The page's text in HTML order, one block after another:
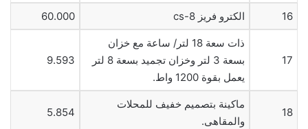
16 الكترو فريز cs-8 60.000
17
ذات سعة 18 لتر/ ساعة مع خزان
بسعة 3 لتر وخزان تجميد بسعة 8 لتر
يعمل بقوة 1200 واط.
9.593
18
ماكينة بتصميم خفيف للمحلات
والمقاهى.
5.854